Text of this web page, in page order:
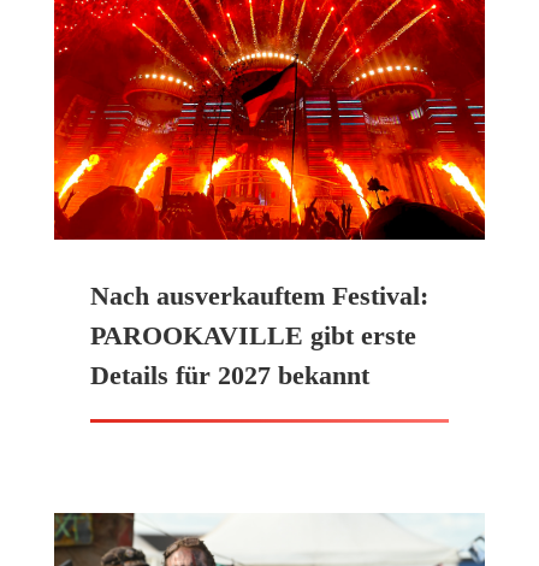
Nach ausverkauftem Festival:
PAROOKAVILLE gibt erste
Details für 2027 bekannt